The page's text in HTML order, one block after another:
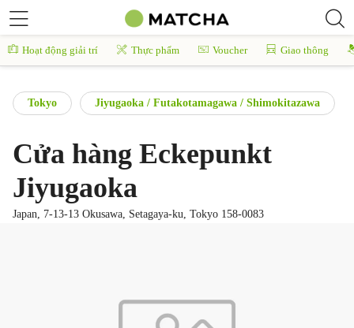
Hoạt động giải trí Thực phẩm Voucher Giao thông
Tokyo Jiyugaoka / Futakotamagawa / Shimokitazawa
Cửa hàng Eckepunkt
Jiyugaoka
Japan, 7-13-13 Okusawa, Setagaya-ku, Tokyo 158-0083